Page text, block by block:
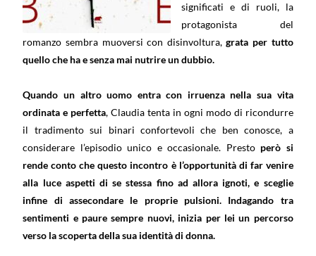
significati e di ruoli, la
protagonista del
romanzo sembra muoversi con disinvoltura,grata per tutto
quello che ha e senza mai nutrire un dubbio.
Quando un altro uomo entra con irruenza nella sua vita
ordinata e perfetta, Claudia tenta in ogni modo di ricondurre
il tradimento sui binari confortevoli che ben conosce, a
considerare l’episodio unico e occasionale. Presto però si
rende conto che questo incontro è l’opportunità di far venire
alla luce aspetti di se stessa fino ad allora ignoti, e sceglie
infine di assecondare le proprie pulsioni. Indagando tra
sentimenti e paure sempre nuovi, inizia per lei un percorso
verso la scoperta della sua identità di donna.